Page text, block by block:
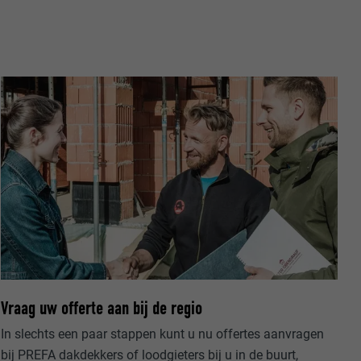
Vraag uw offerte aan bij de regio
In slechts een paar stappen kunt u nu offertes aanvragen
bij PREFA dakdekkers of loodgieters bij u in de buurt,
gegevens
het
op.
ons"-